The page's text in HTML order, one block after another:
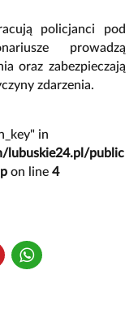
policjanci pod
prowadzą
oraz zabezpieczają
zdarzenia.
in
lubuskie24.pl/public
on line 4